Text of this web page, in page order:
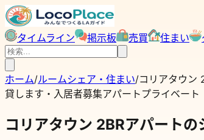
タイムライン 掲示板 売買 住まい
ホーム/ルームシェア・住まい/コリアタウン
貸します・入居者募集アパート プライベート
コリアタウン 2BRアパート